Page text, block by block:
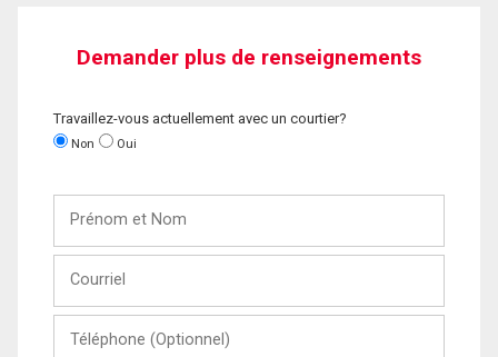
Demander plus de renseignements
Travaillez-vous actuellement avec un courtier?
Non Oui
Nom
(Optionnel)